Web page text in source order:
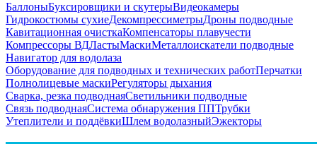
БаллоныБуксировщики и скутерыВидеокамеры
Гидрокостюмы сухиеДекомпрессиметрыДроны подводные
Кавитационная очисткаКомпенсаторы плавучести
Компрессоры ВДЛастыМаскиМеталлоискатели подводные
Навигатор для водолаза
Оборудование для подводных и технических работПерчатки
Полнолицевые маскиРегуляторы дыхания
Сварка, резка подводнаяСветильники подводные
Связь подводнаяСистема обнаружения ППТрубки
Утеплители и поддёвкиШлем водолазныйЭжекторы